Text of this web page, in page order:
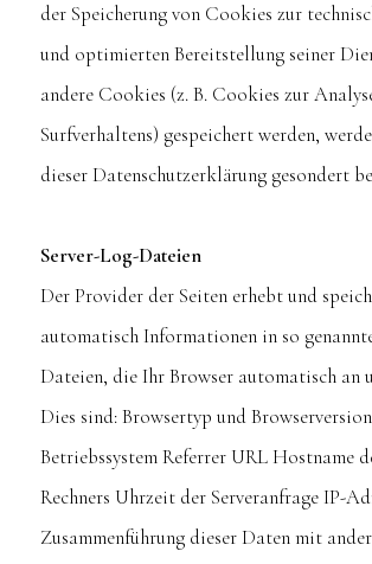
der Speicherung von Cookies zur
und optimierten Bereitstellung seiner
andere Cookies (z. B. Cookies zur
Surfverhaltens) gespeichert werden,
dieser Datenschutzerklärung gesondert
Server-Log-Dateien
Der Provider der Seiten erhebt und
automatisch Informationen in so
Dateien, die Ihr Browser automatisch an
Dies sind: Browsertyp und
Betriebssystem Referrer URL Hostname
Rechners Uhrzeit der Serveranfrage IP-
Zusammenführung dieser Daten mit